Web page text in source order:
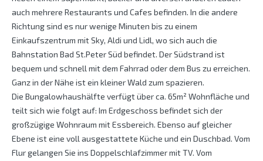
auch mehrere Restaurants und Cafes befinden. In die andere
Richtung sind es nur wenige Minuten bis zu einem
Einkaufszentrum mit Sky, Aldi und Lidl, wo sich auch die
Bahnstation Bad St.Peter Süd befindet. Der Südstrand ist
bequem und schnell mit dem Fahrrad oder dem Bus zu erreichen.
Ganz in der Nähe ist ein kleiner Wald zum spazieren.
Die Bungalowhaushälfte verfügt über ca. 65m² Wohnfläche und
teilt sich wie folgt auf: Im Erdgeschoss befindet sich der
großzügige Wohnraum mit Essbereich. Ebenso auf gleicher
Ebene ist eine voll ausgestattete Küche und ein Duschbad. Vom
Flur gelangen Sie ins Doppelschlafzimmer mit TV. Vom